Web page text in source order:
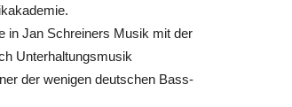
in Jan Schreiners Musik mit der
Unterhaltungsmusik
der wenigen deutschen Bass-